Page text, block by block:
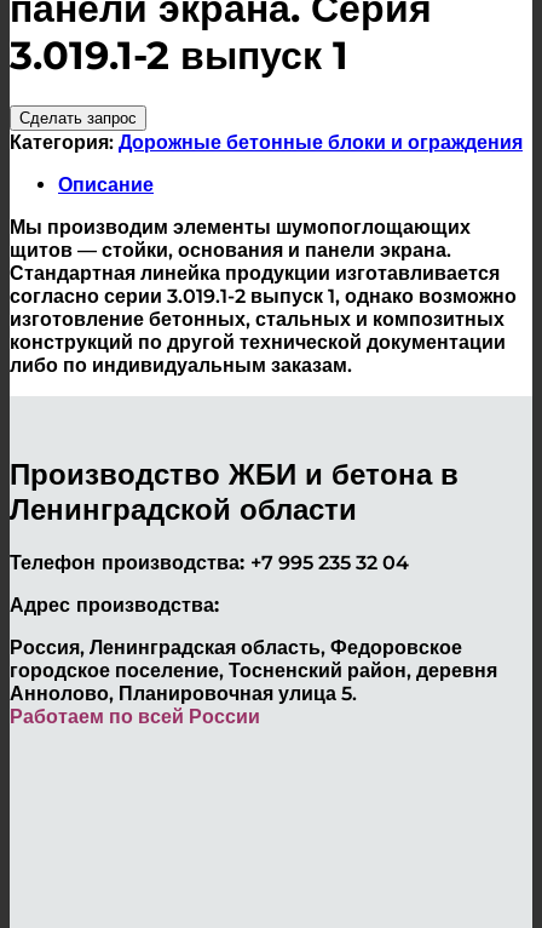
3.019.1-2 выпуск 1
Сделать запрос
Категория: Дорожные бетонные блоки и ограждения
Описание
Мы производим элементы шумопоглощающих
щитов — стойки, основания и панели экрана.
Стандартная линейка продукции изготавливается
согласно серии 3.019.1-2 выпуск 1, однако возможно
изготовление бетонных, стальных и композитных
конструкций по другой технической документации
либо по индивидуальным заказам.
Производство ЖБИ и бетона в
Ленинградской области
Телефон производства: +7 995 235 32 04
Адрес производства:
Россия, Ленинградская область, Федоровское
городское поселение, Тосненский район, деревня
Аннолово, Планировочная улица 5.
Работаем по всей России